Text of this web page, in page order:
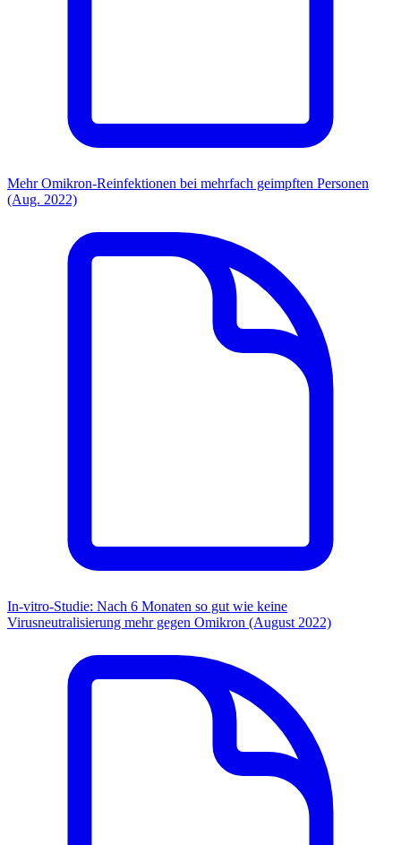
Mehr Omikron-Reinfektionen bei mehrfach geimpften Personen
(Aug. 2022)
In-vitro-Studie: Nach 6 Monaten so gut wie keine
Virusneutralisierung mehr gegen Omikron (August 2022)